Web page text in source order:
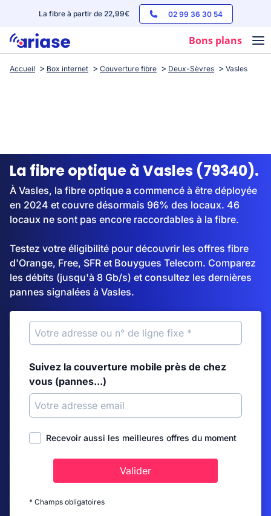
La fibre à partir de 22,99€ 02 99 36 30 54
Bons plans
Box internet
Streaming
Accueil Box internet Couverture fibre Deux-Sèvres Vasles
La fibre optique à Vasles (79340).
À Vasles, la fibre optique a commencé à être déployée
en 2024 et couvre désormais 96% des locaux. 46
locaux ne sont pas encore raccordables à la fibre.
Testez votre éligibilité pour découvrir les offres fibre
d'Orange, Free, SFR et Bouygues Telecom. Comparez
les débits (jusqu'à 8 Gb/s) et consultez les dernières
pannes signalées à Vasles.
Suivez la couverture mobile près de chez
vous (pannes...)
Recevoir aussi les meilleures offres du moment
Valider
* Champs obligatoires